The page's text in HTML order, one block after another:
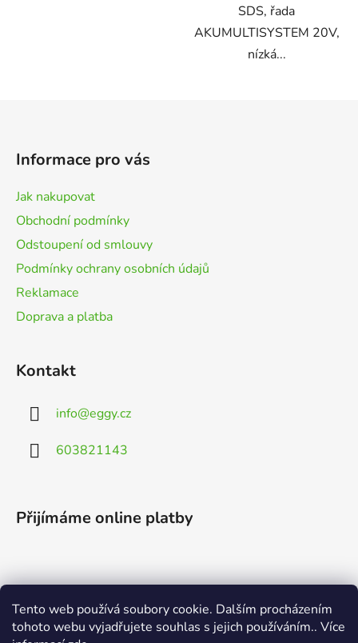
Tento web používá soubory cookie. Dalším procházením
tohoto webu vyjadřujete souhlas s jejich používáním.. Více
SDS, řada
AKUMULTISYSTEM 20V,
nízká...
Informace pro vás
Jak nakupovat
Obchodní podmínky
Odstoupení od smlouvy
Podmínky ochrany osobních údajů
Reklamace
Doprava a platba
Kontakt
info@eggy.cz
603821143
Přijímáme online platby
Vyhledávání